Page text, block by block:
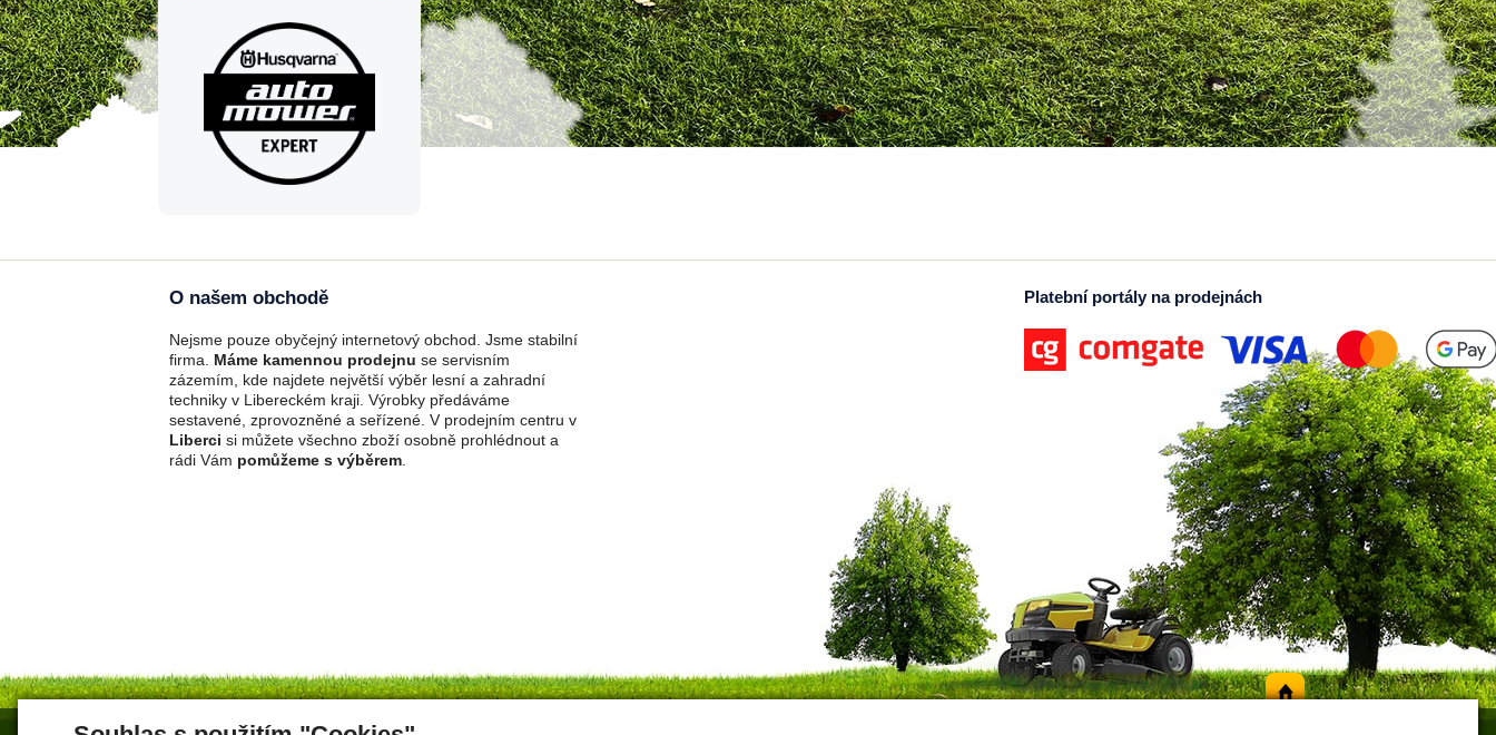
Platební portály na prodejnách
O našem obchodě
Nejsme pouze obyčejný internetový obchod. Jsme stabilní
firma. Máme kamennou prodejnu se servisním
zázemím, kde najdete největší výběr lesní a zahradní
techniky v Libereckém kraji. Výrobky předáváme
sestavené, zprovozněné a seřízené. V prodejním centru v
Liberci si můžete všechno zboží osobně prohlédnout a
rádi Vám pomůžeme s výběrem